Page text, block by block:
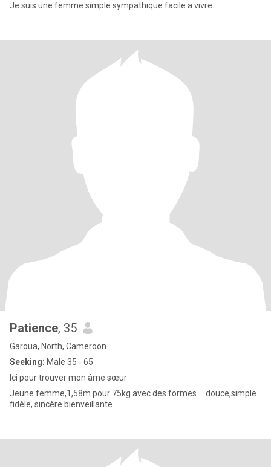
Je suis une femme simple sympathique facile a vivre
Patience, 35
Garoua, North, Cameroon
Seeking: Male 35 - 65
Ici pour trouver mon âme sœur
Jeune femme,1,58m pour 75kg avec des formes ... douce,simple
fidèle, sincère bienveillante .